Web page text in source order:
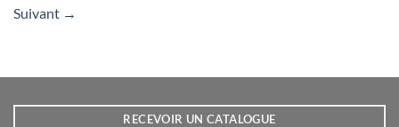
Suivant →
RECEVOIR UN CATALOGUE